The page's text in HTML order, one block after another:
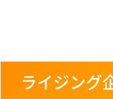
ライジング